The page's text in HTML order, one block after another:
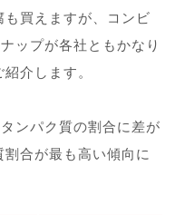
買えますが、コンビ
ップが各社ともかなり
介します。
ンパク質の割合に差が
合が最も高い傾向に